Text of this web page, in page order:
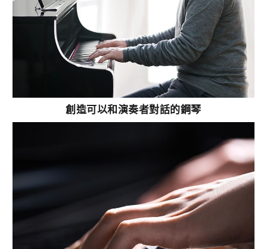
創造可以和演奏者對話的鋼琴